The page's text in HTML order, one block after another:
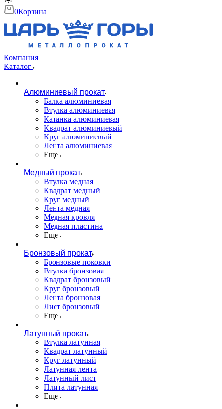
0Корзина
Компания
Каталог
Алюминиевый прокат
Балка алюминиевая
Втулка алюминиевая
Катанка алюминиевая
Квадрат алюминиевый
Круг алюминиевый
Лента алюминиевая
Еще
Медный прокат
Втулка медная
Квадрат медный
Круг медный
Лента медная
Медная кровля
Медная пластина
Еще
Бронзовый прокат
Бронзовые поковки
Втулка бронзовая
Квадрат бронзовый
Круг бронзовый
Лента бронзовая
Лист бронзовый
Еще
Латунный прокат
Втулка латунная
Квадрат латунный
Круг латунный
Латунная лента
Латунный лист
Плита латунная
Еще